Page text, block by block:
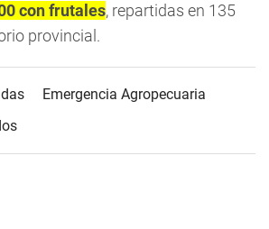
con frutales, repartidas en 135
provincial.
Emergencia Agropecuaria